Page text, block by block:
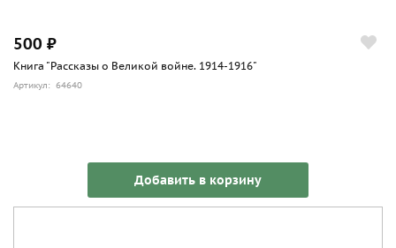
500 ₽
Книга "Рассказы о Великой войне. 1914-1916"
Артикул: 64640
Добавить в корзину